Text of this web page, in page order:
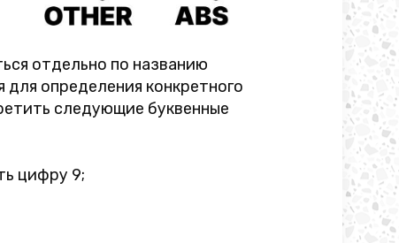
отдельно по названию
определения конкретного
следующие буквенные
цифру 9;